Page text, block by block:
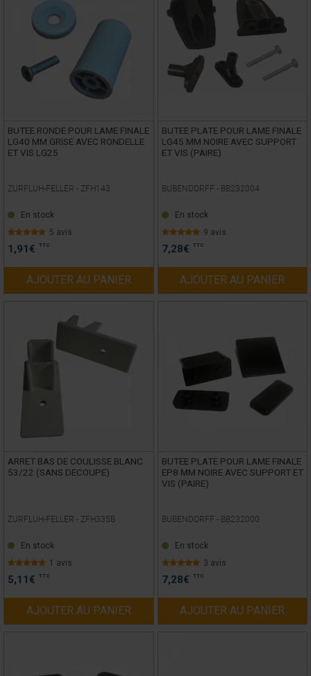
BUTEE RONDE POUR LAME FINALE
LG40 MM GRISE AVEC RONDELLE
ET VIS LG25
ZURFLUH-FELLER - ZFH143
En stock
5 avis
1,91 € TTC
AJOUTER AU PANIER
BUTEE PLATE POUR LAME FINALE
LG45 MM NOIRE AVEC SUPPORT
ET VIS (PAIRE)
BUBENDORFF - BB232004
En stock
9 avis
7,28€ TTC
AJOUTER AU PANIER
ARRET BAS DE COULISSE BLANC
53/22 (SANS DECOUPE)
ZURFLUH-FELLER - ZFH335B
En stock
1 avis
5,11 € TTC
AJOUTER AU PANIER
BUTEE PLATE POUR LAME FINALE
EP8 MM NOIRE AVEC SUPPORT ET
VIS (PAIRE)
BUBENDORFF - BB232000
En stock
3 avis
7,28€ TTC
AJOUTER AU PANIER